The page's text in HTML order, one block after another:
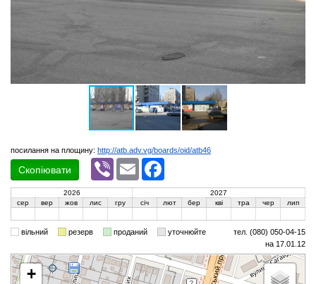
посилання на площину: http://atb.adv.vg/boards/oid/atb46
Скопіювати
Viber Email
2026
2027
сер
вер жов лис гру січ лют бер кві тра чер лип
вільний резерв проданий уточнюйте
тел. (080) 050-04-15
на 17.01.12
+